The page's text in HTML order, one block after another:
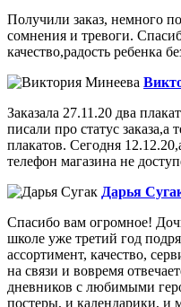
Получили заказ, немного
сомнения и тревоги.
качество,радость ребенка
Заказала 27.11.20 два
писали про статус
плакатов. Сегодня
телефон магазина не
Дарья
Спасибо вам огромное!
школе уже третий год
ассортимент, качество,
на связи и вовремя
дневников с любимыми
постеры, и календарики, и